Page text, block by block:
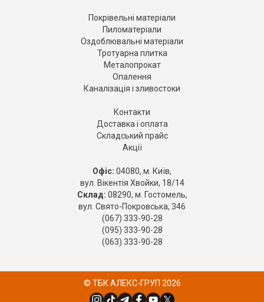
Покрівельні матеріали
Пиломатеріали
Оздоблювальні матеріали
Тротуарна плитка
Металопрокат
Опалення
Каналізація і зливостоки
Контакти
Доставка і оплата
Складський прайс
Акції
Офіс: 04080, м. Київ,
вул. Вікентія Хвойки, 18/14
Склад: 08290, м. Гостомель,
вул. Свято-Покровська, 346
(067) 333-90-28
(095) 333-90-28
(063) 333-90-28
© ТБК АЛЕКС-ГРУП 2026